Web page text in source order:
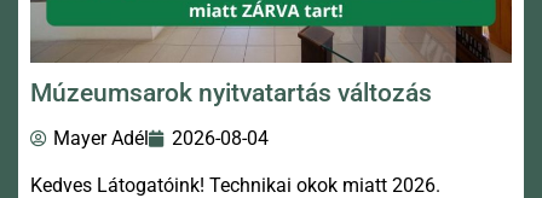
Múzeumsarok nyitvatartás változás
Mayer Adél 2026-08-04
Kedves Látogatóink! Technikai okok miatt 2026.